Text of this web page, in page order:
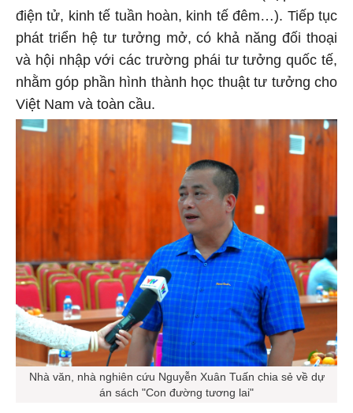
điện tử, kinh tế tuần hoàn, kinh tế đêm…). Tiếp tục
phát triển hệ tư tưởng mở, có khả năng đối thoại
và hội nhập với các trường phái tư tưởng quốc tế,
nhằm góp phần hình thành học thuật tư tưởng cho
Việt Nam và toàn cầu.
Nhà văn, nhà nghiên cứu Nguyễn Xuân Tuấn chia sẻ về dự
án sách "Con đường tương lai"